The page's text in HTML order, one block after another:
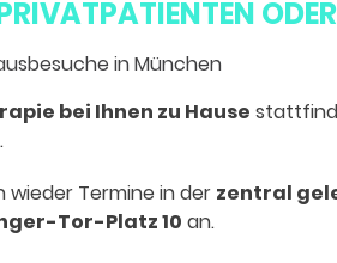
in München
bei Ihnen zu Hause
wieder Termine in der zentral
Tor-Platz 10 an.